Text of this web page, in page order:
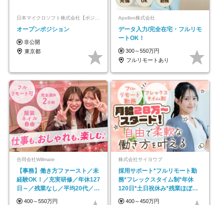
オープンポジション
非公開
東京都
Apollon株式会社
データ入力/完全在宅・フルリモ
ートOK！
300～550万円
フルリモートあり
合同会社Willmate
【事務】働き方ファースト／未
経験OK！／充実研修／年休127
日～／残業なし／平均20代／リ
モートOK
400～550万円
株式会社サイヨウブ
採用サポート*フルリモート勤
務*フレックスタイム制*年休
120日*土日祝休み*残業ほぼな
し*育児中社員8割以上
400～450万円